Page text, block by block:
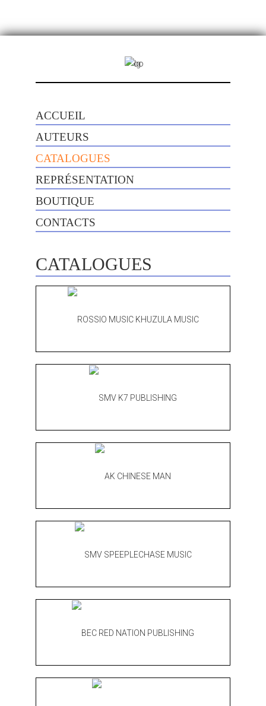
ACCUEIL
AUTEURS
CATALOGUES
REPRÉSENTATION
BOUTIQUE
CONTACTS
CATALOGUES